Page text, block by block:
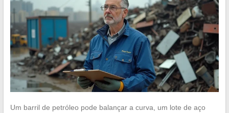
Um barril de petróleo pode balançar a curva, um lote de aço